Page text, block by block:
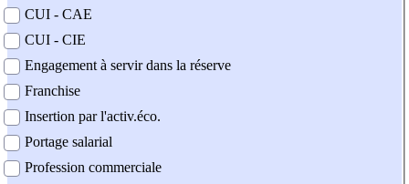
CUI - CAE
CUI - CIE
Engagement à servir dans la réserve
Franchise
Insertion par l'activ.éco.
Portage salarial
Profession commerciale